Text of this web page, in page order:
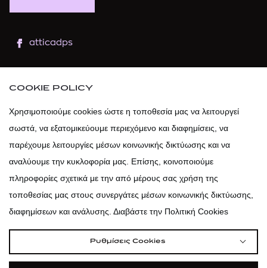
atticadps
atticadps
COOKIE POLICY
Χρησιμοποιούμε cookies ώστε η τοποθεσία μας να λειτουργεί
σωστά, να εξατομικεύουμε περιεχόμενο και διαφημίσεις, να
παρέχουμε λειτουργίες μέσων κοινωνικής δικτύωσης και να
αναλύουμε την κυκλοφορία μας. Επίσης, κοινοποιούμε
πληροφορίες σχετικά με την από μέρους σας χρήση της
τοποθεσίας μας στους συνεργάτες μέσων κοινωνικής δικτύωσης,
διαφημίσεων και ανάλυσης. Διαβάστε την Πολιτική Cookies
Ρυθμίσεις Cookies